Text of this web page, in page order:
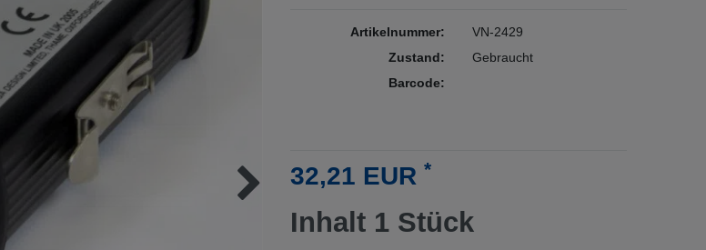
Artikelnummer:
Zustand:
Barcode:
VN-2429
Gebraucht
32,21 EUR *
Inhalt 1 Stück